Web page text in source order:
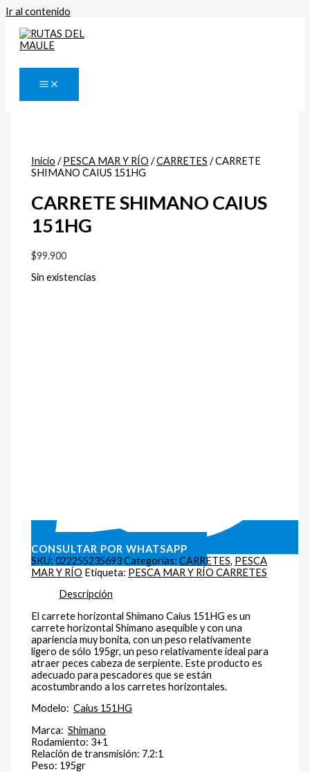
Ir al contenido
Inicio /PESCA MAR Y RÍO /CARRETES / CARRETE
SHIMANO CAIUS 151HG
CARRETE SHIMANO CAIUS
151HG
$99.900
Sin existencias
CONSULTAR POR WHATSAPP
SKU:022255235693Categorías:CARRETES, PESCA
MAR Y RÍO Etiqueta: PESCA MAR Y RÍO CARRETES
Descripción
El carrete horizontal Shimano Caius 151HG es un
carrete horizontal Shimano asequible y con una
apariencia muy bonita, con un peso relativamente
ligero de sólo 195gr, un peso relativamente ideal para
atraer peces cabeza de serpiente. Este producto es
adecuado para pescadores que se están
acostumbrando a los carretes horizontales.
Modelo:Caius 151HG
Marca:Shimano
Rodamiento: 3+1
Relación de transmisión: 7.2:1
Peso: 195gr